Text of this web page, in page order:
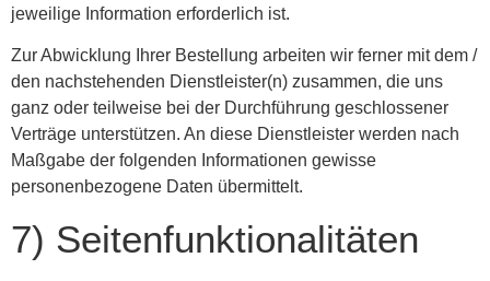
jeweilige Information erforderlich ist.
Zur Abwicklung Ihrer Bestellung arbeiten wir ferner mit dem /
den nachstehenden Dienstleister(n) zusammen, die uns
ganz oder teilweise bei der Durchführung geschlossener
Verträge unterstützen. An diese Dienstleister werden nach
Maßgabe der folgenden Informationen gewisse
personenbezogene Daten übermittelt.
7) Seitenfunktionalitäten